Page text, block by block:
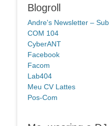
Blogroll
Andre's Newsletter –
COM 104
CyberANT
Facebook
Facom
Lab404
Meu CV Lattes
Pos-Com